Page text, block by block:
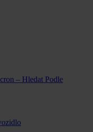
– Hledat Podle